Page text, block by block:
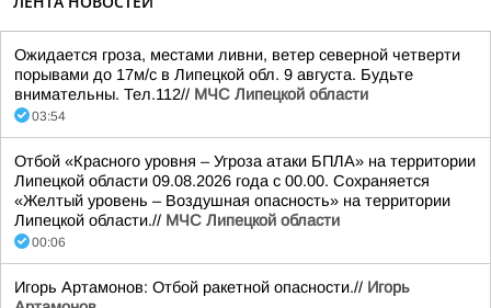
Ожидается гроза, местами ливни, ветер северной четверти
порывами до 17м/с в Липецкой обл. 9 августа. Будьте
внимательны. Тел.112// МЧС Липецкой области
03:54
Отбой «Красного уровня – Угроза атаки БПЛА» на территории
Липецкой области 09.08.2026 года с 00.00. Сохраняется
«Желтый уровень – Воздушная опасность» на территории
Липецкой области.// МЧС Липецкой области
00:06
Игорь Артамонов: Отбой ракетной опасности.// Игорь